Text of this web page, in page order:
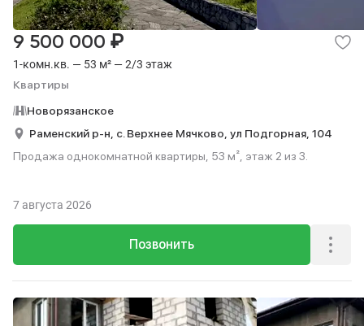
1-комн.кв. — 53 м² — 2/3 этаж
Квартиры
9 500 000 ₽
Новорязанское
Раменский р-н, с. Верхнее Мячково, ул Подгорная, 104
Продажа однокомнатной квартиры, 53 м², этаж 2 из 3.
Позвонить
7 августа 2026